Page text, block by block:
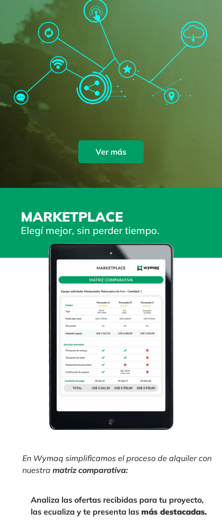
Ver más
MARKETPLACE
Elegí mejor, sin perder tiempo.
En Wymaq simplificamos el proceso de alquiler con
nuestra matriz comparativa:
Analiza las ofertas recibidas para tu proyecto,
las ecualiza y te presenta las más destacadas.